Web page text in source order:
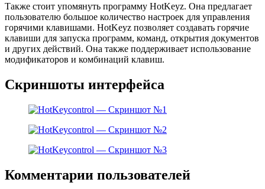
Также стоит упомянуть программу HotKeyz. Она предлагает
пользователю большое количество настроек для управления
горячими клавишами. HotKeyz позволяет создавать горячие
клавиши для запуска программ, команд, открытия документов
и других действий. Она также поддерживает использование
модификаторов и комбинаций клавиш.
Скриншоты интерфейса
Комментарии пользователей